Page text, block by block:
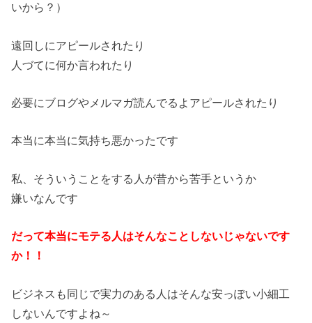
いから？）
遠回しにアピールされたり
人づてに何か言われたり
必要にブログやメルマガ読んでるよアピールされたり
本当に本当に気持ち悪かったです
私、そういうことをする人が昔から苦手というか
嫌いなんです
だって本当にモテる人はそんなことしないじゃないです
か！！
ビジネスも同じで実力のある人はそんな安っぽい小細工
しないんですよね～